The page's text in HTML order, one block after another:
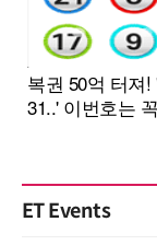
ET Events